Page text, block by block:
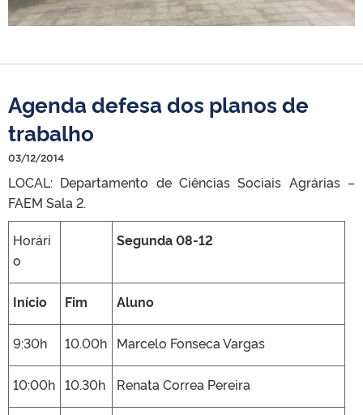
Agenda defesa dos planos de
trabalho
03/12/2014
LOCAL: Departamento de Ciências Sociais Agrárias –
FAEM Sala 2.
Horári
o
Segunda 08-12
Início Fim Aluno
9:30h 10.00h Marcelo Fonseca Vargas
10:00h 10.30h Renata Correa Pereira